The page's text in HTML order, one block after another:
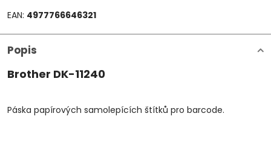
EAN: 4977766646321
Popis
Brother DK-11240
Páska papírových samolepících štítků pro barcode.